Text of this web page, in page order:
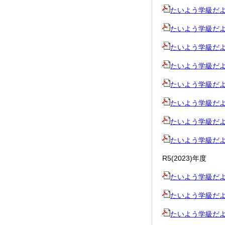
たいよう学級だ
たいよう学級だ
たいよう学級だ
たいよう学級だ
たいよう学級だ
たいよう学級だ
たいよう学級だ
たいよう学級だ
R5(2023)年度
たいよう学級だ
たいよう学級だ
たいよう学級だ